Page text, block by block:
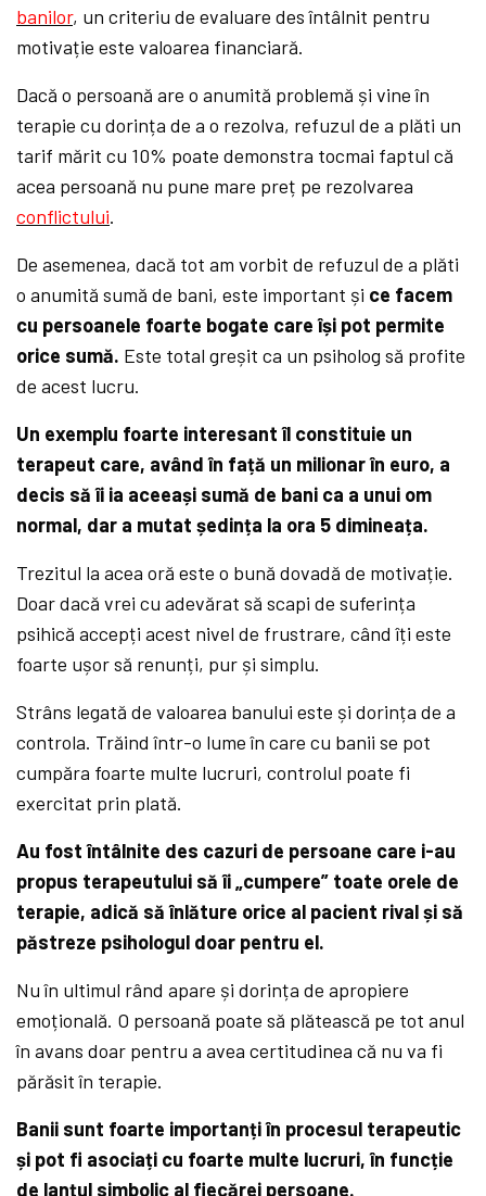
banilor, un criteriu de evaluare des întâlnit pentru
motivație este valoarea financiară.
Dacă o persoană are o anumită problemă și vine în
terapie cu dorința de a o rezolva, refuzul de a plăti un
tarif mărit cu 10% poate demonstra tocmai faptul că
acea persoană nu pune mare preț pe rezolvarea
conflictului.
De asemenea, dacă tot am vorbit de refuzul de a plăti
o anumită sumă de bani, este important și ce facem
cu persoanele foarte bogate care își pot permite
orice sumă. Este total greșit ca un psiholog să profite
de acest lucru.
Un exemplu foarte interesant îl constituie un
terapeut care, având în față un milionar în euro, a
decis să îi ia aceeași sumă de bani ca a unui om
normal, dar a mutat ședința la ora 5 dimineața.
Trezitul la acea oră este o bună dovadă de motivație.
Doar dacă vrei cu adevărat să scapi de suferința
psihică accepți acest nivel de frustrare, când îți este
foarte ușor să renunți, pur și simplu.
Strâns legată de valoarea banului este și dorința de a
controla. Trăind într-o lume în care cu banii se pot
cumpăra foarte multe lucruri, controlul poate fi
exercitat prin plată.
Au fost întâlnite des cazuri de persoane care i-au
propus terapeutului să îi „cumpere” toate orele de
terapie, adică să înlăture orice al pacient rival și să
păstreze psihologul doar pentru el.
Nu în ultimul rând apare și dorința de apropiere
emoțională. O persoană poate să plătească pe tot anul
în avans doar pentru a avea certitudinea că nu va fi
părăsit în terapie.
Banii sunt foarte importanți în procesul terapeutic
și pot fi asociați cu foarte multe lucruri, în funcție
de lanțul simbolic al fiecărei persoane.